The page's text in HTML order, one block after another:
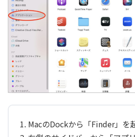
MacのDockから「Finder」を